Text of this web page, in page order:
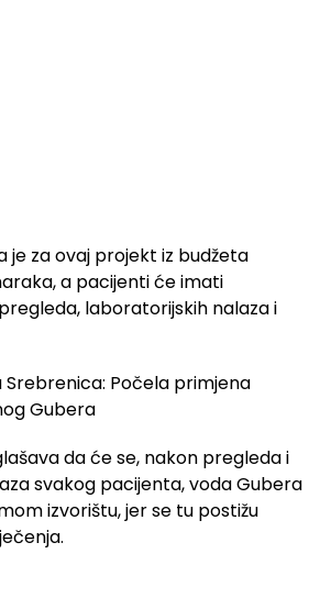
je za ovaj projekt iz budžeta
a pacijenti će imati
laboratorijskih nalaza i
da će se, nakon pregleda i
svakog pacijenta, voda Gubera
izvorištu, jer se tu postižu